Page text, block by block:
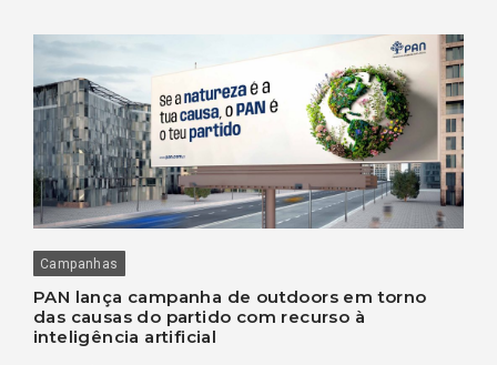
Campanhas
PAN lança campanha de outdoors em torno
das causas do partido com recurso à
inteligência artificial